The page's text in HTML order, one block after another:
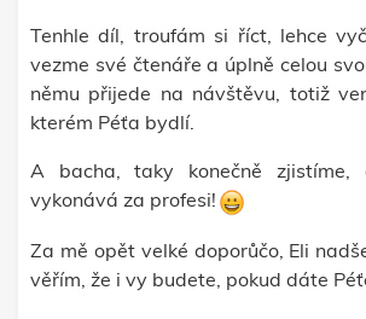
Tenhle díl, troufám si říct, lehce
vezme své čtenáře a úplně celou
němu přijede na návštěvu, totiž
kterém Péťa bydlí.
A bacha, taky konečně zjistíme,
vykonává za profesi!
Za mě opět velké doporůčo, Eli
věřím, že i vy budete, pokud dáte